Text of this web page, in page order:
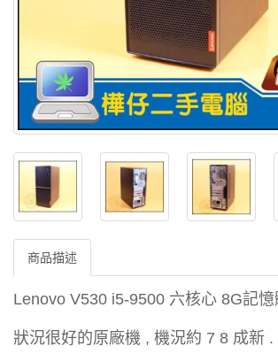
商品描述
Lenovo V530 i5-9500 六核心 8G記
狀況很好的原廠機 , 機況約 7 8 成新